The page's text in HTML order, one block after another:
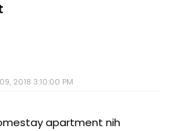
2018 3:10:00 PM
apartment nih